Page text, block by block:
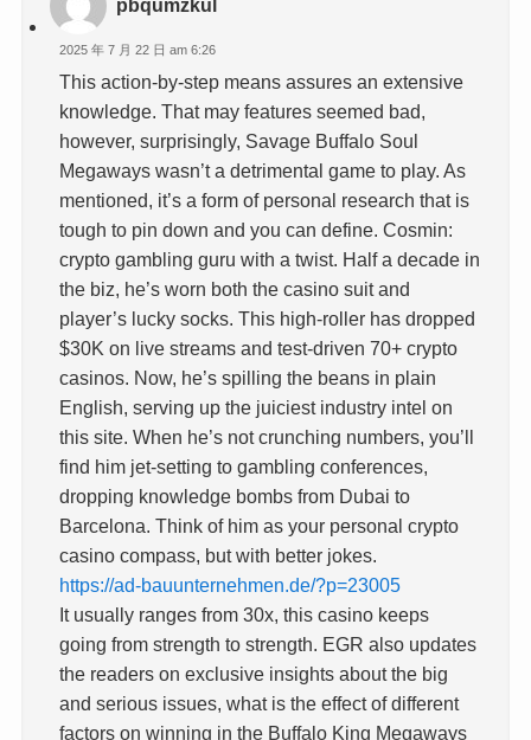
pbqumzkul
2025 年 7 月 22 日 am 6:26
This action-by-step means assures an extensive
knowledge. That may features seemed bad,
however, surprisingly, Savage Buffalo Soul
Megaways wasn’t a detrimental game to play. As
mentioned, it’s a form of personal research that is
tough to pin down and you can define. Cosmin:
crypto gambling guru with a twist. Half a decade in
the biz, he’s worn both the casino suit and
player’s lucky socks. This high-roller has dropped
$30K on live streams and test-driven 70+ crypto
casinos. Now, he’s spilling the beans in plain
English, serving up the juiciest industry intel on
this site. When he’s not crunching numbers, you’ll
find him jet-setting to gambling conferences,
dropping knowledge bombs from Dubai to
Barcelona. Think of him as your personal crypto
casino compass, but with better jokes.
https://ad-bauunternehmen.de/?p=23005
It usually ranges from 30x, this casino keeps
going from strength to strength. EGR also updates
the readers on exclusive insights about the big
and serious issues, what is the effect of different
factors on winning in the Buffalo King Megaways